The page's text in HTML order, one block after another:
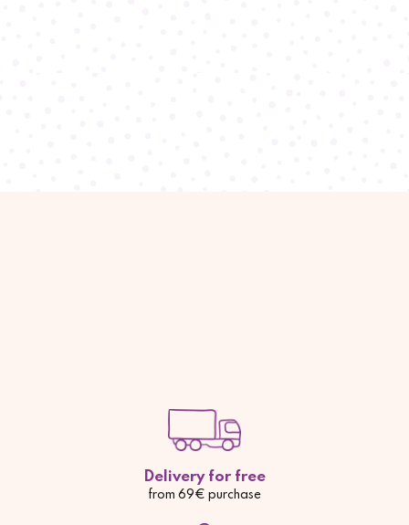
Delivery for free
from 69€ purchase